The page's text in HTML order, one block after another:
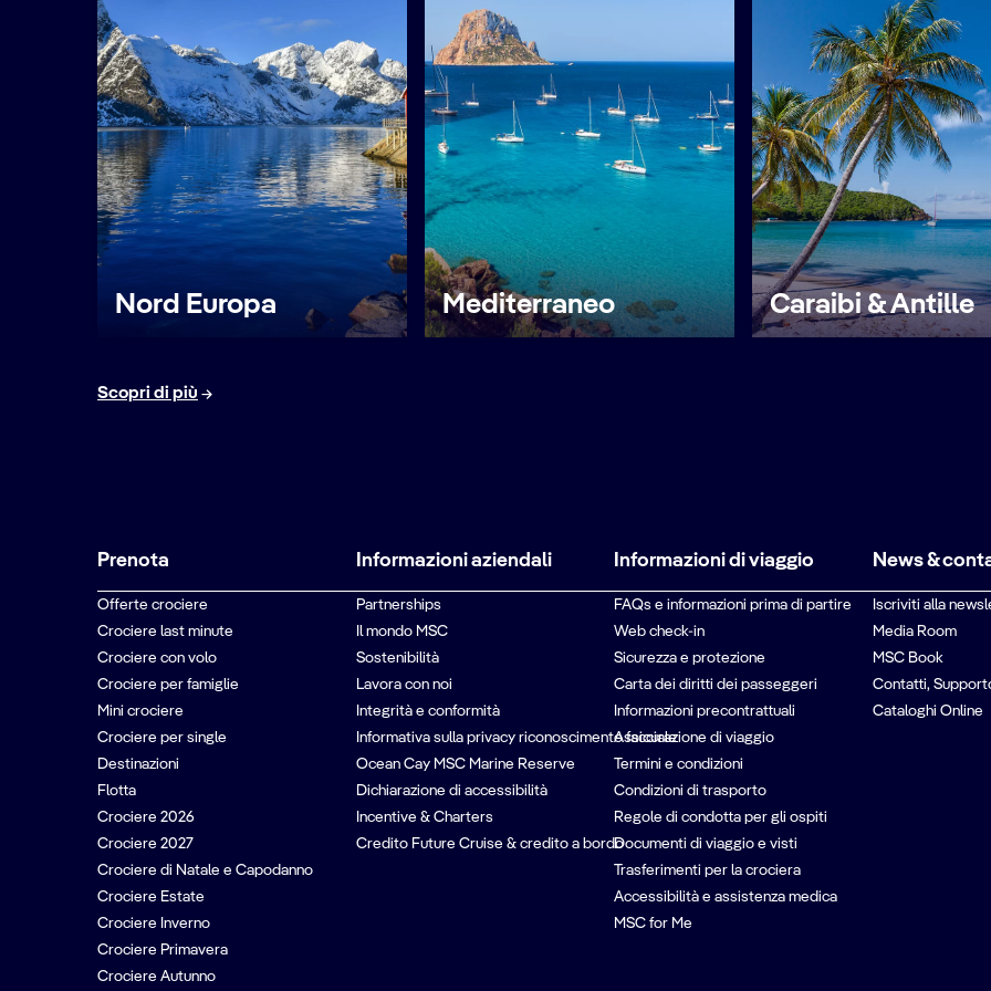
Nord Europa Mediterraneo Caraibi & Antille
Scopri di più
Prenota
Offerte crociere
Crociere last minute
Crociere con volo
Crociere per famiglie
Mini crociere
Crociere per single
Destinazioni
Flotta
Crociere 2026
Crociere 2027
Crociere di Natale e Capodanno
Crociere Estate
Crociere Inverno
Crociere Primavera
Crociere Autunno
Informazioni aziendali
Partnerships
Il mondo MSC
Sostenibilità
Lavora con noi
Integrità e conformità
Informativa sulla privacy riconoscimento facciale
Ocean Cay MSC Marine Reserve
Dichiarazione di accessibilità
Incentive & Charters
Credito Future Cruise & credito a bordo
Informazioni di viaggio
FAQs e informazioni prima di partire
Web check-in
Sicurezza e protezione
Carta dei diritti dei passeggeri
Informazioni precontrattuali
Assicurazione di viaggio
Termini e condizioni
Condizioni di trasporto
Regole di condotta per gli ospiti
Documenti di viaggio e visti
Trasferimenti per la crociera
Accessibilità e assistenza medica
MSC for Me
News &
Iscriviti alla
Media Room
MSC Book
Contatti,
Cataloghi Online